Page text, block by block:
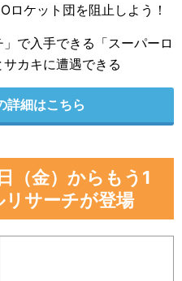
×10
×2
チ」のタスクを達成すれ
ロケット団を阻止しよう！
で入手できる「スーパーロ
カキに遭遇できる
詳細はこちら
（金）からもう1
サーチが登場